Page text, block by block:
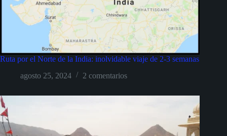
Ruta por el Norte de la India: inolvidable viaje de 2-3 semanas
agosto 25, 2024
2 comentarios